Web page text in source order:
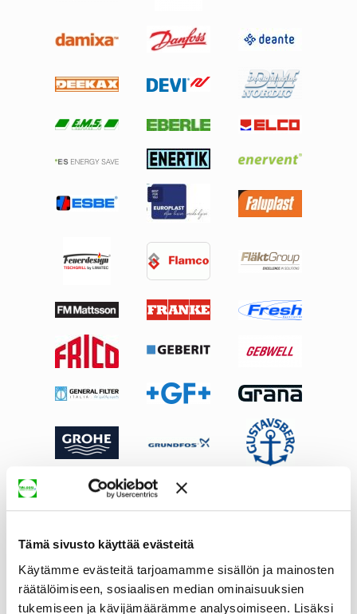
Tämä sivusto käyttää evästeitä
Käytämme evästeitä tarjoamamme sisällön ja mainosten
räätälöimiseen, sosiaalisen median ominaisuuksien
tukemiseen ja kävijämäärämme analysoimiseen. Lisäksi